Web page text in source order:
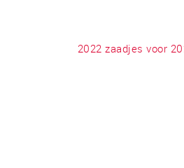
2022 zaadjes voor